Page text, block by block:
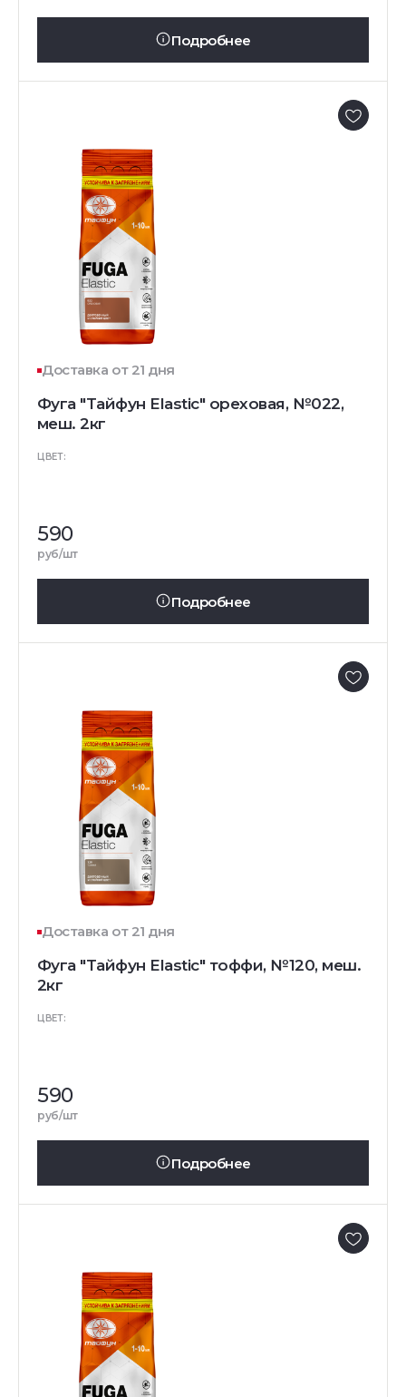
Подробнее
Доставка от 21 дня
Фуга "Тайфун Elastic" ореховая, №022,
меш. 2кг
ЦВЕТ:
590
руб/шт
Подробнее
Доставка от 21 дня
Фуга "Тайфун Elastic" тоффи, №120, меш.
2кг
ЦВЕТ:
590
руб/шт
Подробнее